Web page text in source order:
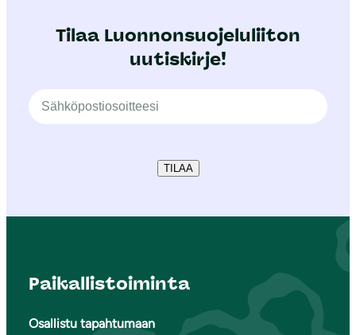
Tilaa Luonnonsuojeluliiton
uutiskirje!
TILAA
Paikallistoiminta
Osallistu tapahtumaan